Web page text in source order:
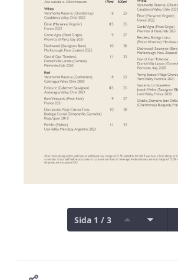
Sida 1 / 3